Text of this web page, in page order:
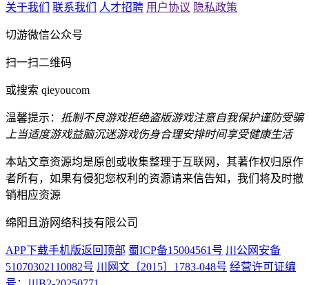
关于我们 联系我们 人才招聘 用户协议 隐私政策
切游微信公众号
扫一扫二维码
或搜索 qieyoucom
温馨提示： 抵制不良游戏拒绝盗版游戏注意自我保护谨防受骗
上当适度游戏益脑沉迷游戏伤身合理安排时间享受健康生活
本站文章资源均是原创或收集整理于互联网，其著作权归原作
者所有，如果有侵犯您权利的资源请来信告知，我们将及时撤
销相应资源
绵阳且游网络科技有限公司
APP下载手机版返回顶部 蜀ICP备15004561号 川公网安备
51070302110082号 川网文〔2015〕1783-048号 经营许可证编